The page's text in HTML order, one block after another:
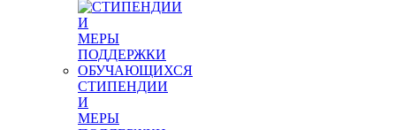
СТИПЕНДИИ
И
МЕРЫ